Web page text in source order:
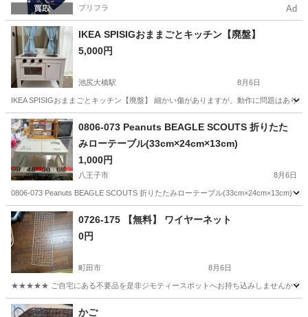
プリフラ Ad
IKEA SPISIGおままごとキッチン【廃盤】
5,000円
池尻大橋駅 8月6日
IKEA SPISIGおままごとキッチン【廃盤】 細かい傷がありますが、動作に問題はあり
東京 世田谷区 0806-073 Peanuts BEAGLE SCOUTS 折りたた
みローテーブル(33cm×24cm×13cm)
1,000円
八王子市 8月6日
0806-073 Peanuts BEAGLE SCOUTS 折りたたみローテーブル(33cm×24cm×13cm)
東京 八王子市 現地
0726-175 【無料】 ワイヤーネット
0円
町田市 8月6日
★★★★★ ご自宅にある不要品を是非ジモティースポットへお持ち込みしませんか？
東京 町田市
かご